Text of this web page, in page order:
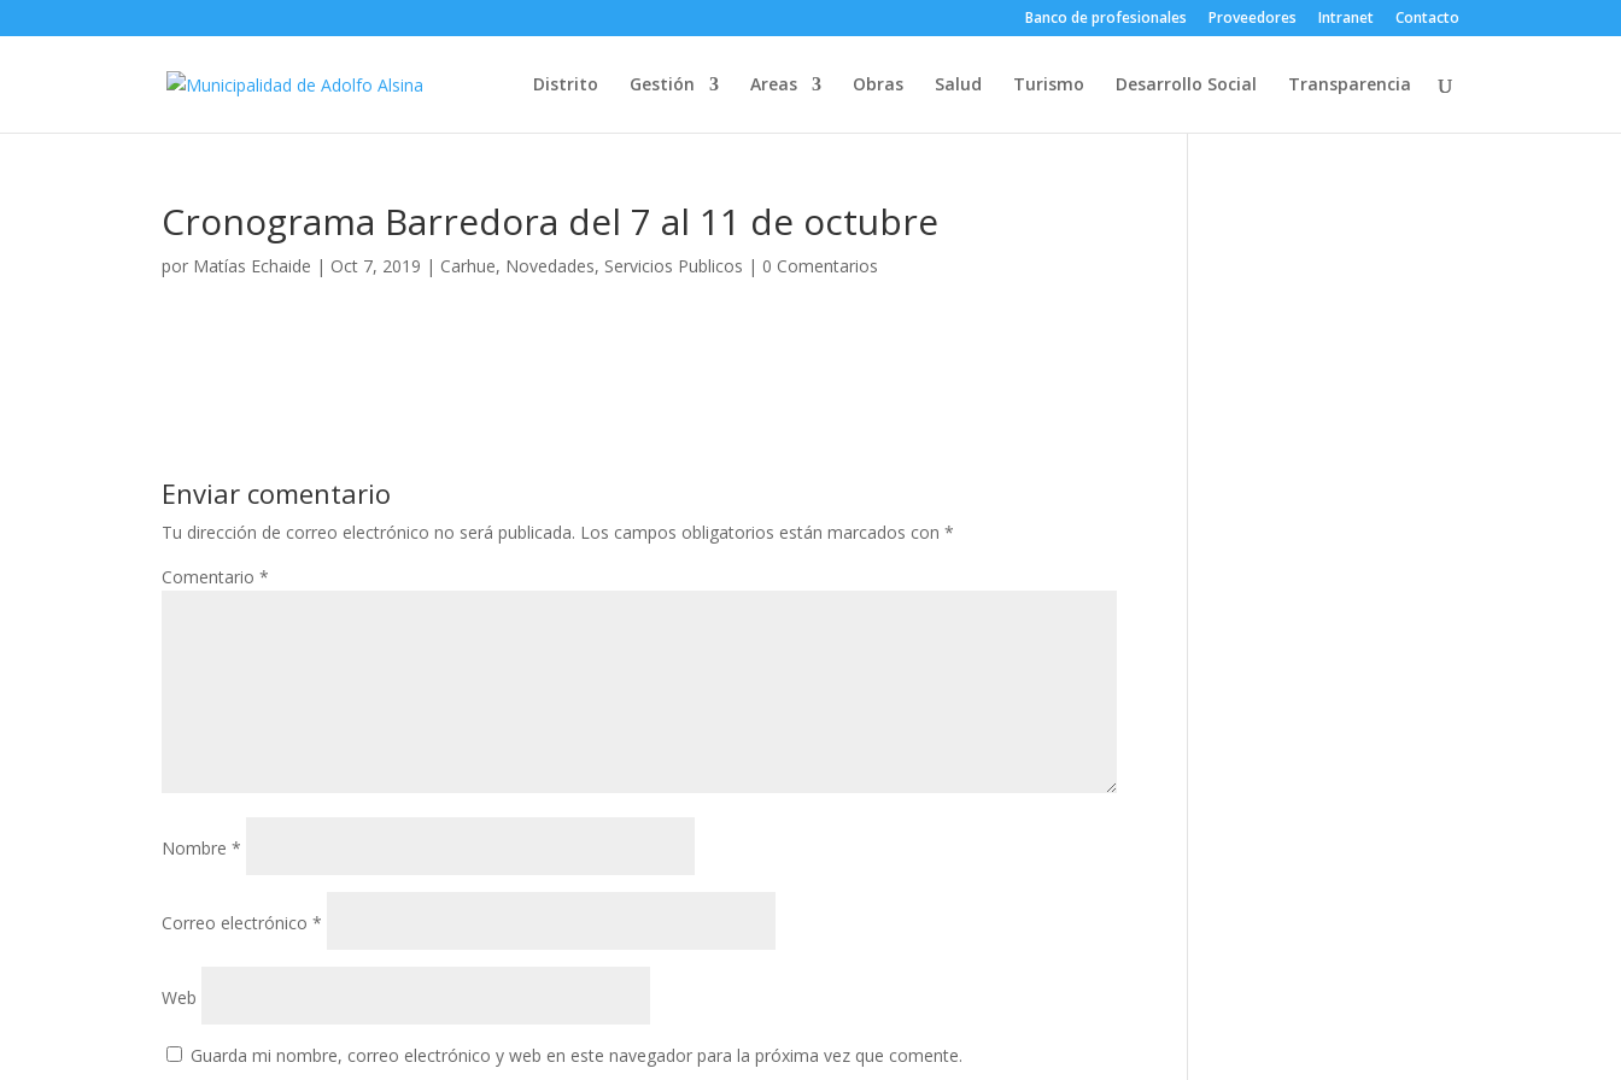
Banco de profesionales Proveedores Intranet Contacto
Distrito Gestión Areas Obras Salud Turismo Desarrollo Social Transparencia
Cronograma Barredora del 7 al 11 de octubre
por Matías Echaide | Oct 7, 2019 | Carhue, Novedades, Servicios Publicos | 0 Comentarios
Enviar comentario
Tu dirección de correo electrónico no será publicada. Los campos obligatorios están marcados con*
Comentario*
Nombre*
Correo electrónico*
Web
Guarda mi nombre, correo electrónico y web en este navegador para la próxima vez que comente.